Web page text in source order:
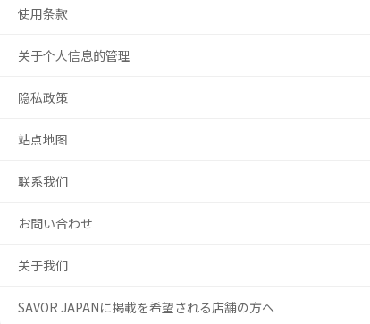
使用条款
关于个人信息的管理
隐私政策
站点地图
联系我们
お問い合わせ
关于我们
SAVOR JAPANに掲載を希望される店舗の方へ